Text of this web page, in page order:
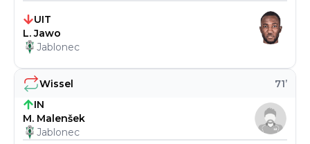
Wissel 71’
IN
M. Malenšek
Jablonec
UIT
L. Jawo
Jablonec